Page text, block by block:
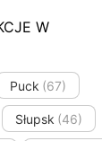
W
Puck (67)
Słupsk (46)